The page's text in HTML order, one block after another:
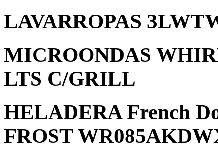
LAVARROPAS
MICROONDAS
LTS C/GRILL
HELADERA French
FROST